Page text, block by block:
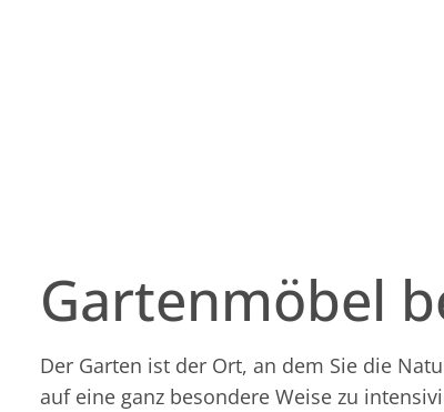
Gartenmöbel
Der Garten ist der Ort, an dem Sie die
auf eine ganz besondere Weise zu